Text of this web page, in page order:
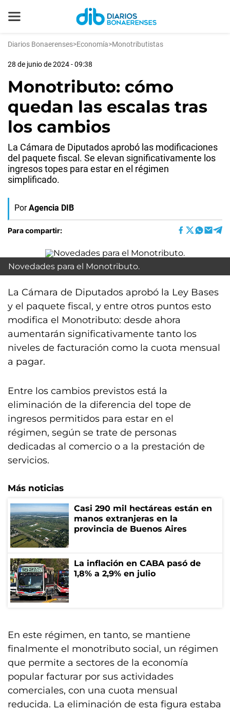
Diarios Bonaerenses>Economía>Monotributistas
28 de junio de 2024 - 09:38
Monotributo: cómo
quedan las escalas tras
los cambios
La Cámara de Diputados aprobó las modificaciones
del paquete fiscal. Se elevan significativamente los
ingresos topes para estar en el régimen
simplificado.
Por Agencia DIB
Para compartir:
Novedades para el Monotributo.
La Cámara de Diputados aprobó la Ley Bases
y el paquete fiscal, y entre otros puntos esto
modifica el Monotributo: desde ahora
aumentarán significativamente tanto los
niveles de facturación como la cuota mensual
a pagar.
Entre los cambios previstos está la
eliminación de la diferencia del tope de
ingresos permitidos para estar en el
régimen, según se trate de personas
dedicadas al comercio o a la prestación de
servicios.
Más noticias
Casi 290 mil hectáreas están en
manos extranjeras en la
provincia de Buenos Aires
La inflación en CABA pasó de
1,8% a 2,9% en julio
En este régimen, en tanto, se mantiene
finalmente el monotributo social, un régimen
que permite a sectores de la economía
popular facturar por sus actividades
comerciales, con una cuota mensual
reducida. La eliminación de esta figura estaba